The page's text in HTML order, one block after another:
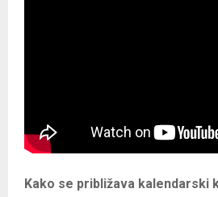
Kako se približava kalendarski